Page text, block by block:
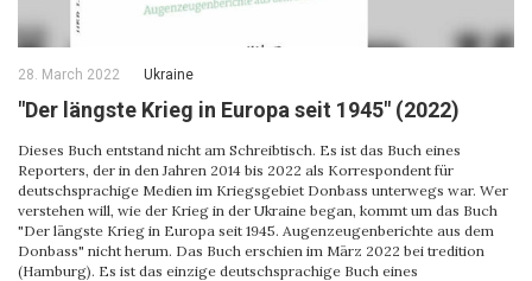
28. March 2022 Ukraine
"Der längste Krieg in Europa seit 1945" (2022)
Dieses Buch entstand nicht am Schreibtisch. Es ist das Buch eines
Reporters, der in den Jahren 2014 bis 2022 als Korrespondent für
deutschsprachige Medien im Kriegsgebiet Donbass unterwegs war. Wer
verstehen will, wie der Krieg in der Ukraine began, kommt um das Buch
"Der längste Krieg in Europa seit 1945. Augenzeugenberichte aus dem
Donbass" nicht herum. Das Buch erschien im März 2022 bei tredition
(Hamburg). Es ist das einzige deutschsprachige Buch eines